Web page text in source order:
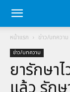
หน้าแรก ข่าว/บทความ
ข่าว/บทความ
ยารักษา